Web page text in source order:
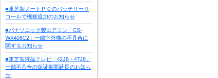
■東芝製ノートＰＣのバッテリーリ
コールで機種追加のお知らせ
■パナソニック製エアコン「CS-
WX406C2」一部室外機の不具合に
関するお知らせ
■東芝製液晶テレビ「42J8・47J8」
一部不具合の保証期間延長のお知ら
せ